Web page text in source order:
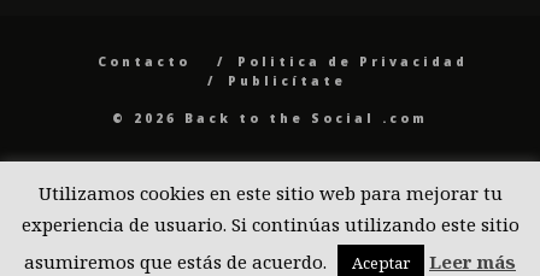
Contacto
Politica de Privacidad
Publicítate
© 2026 Back to the Social .com
Utilizamos cookies en este sitio web para mejorar tu
experiencia de usuario. Si continúas utilizando este sitio
asumiremos que estás de acuerdo.
Aceptar Leer más